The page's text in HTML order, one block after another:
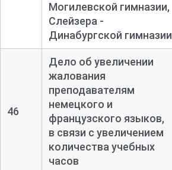
Могилевской гимназии,
Слейзера -
Динабургской гимназии
46
Дело об увеличении
жалования
преподавателям
немецкого и
французского языков,
в связи с увеличением
количества учебных
часов